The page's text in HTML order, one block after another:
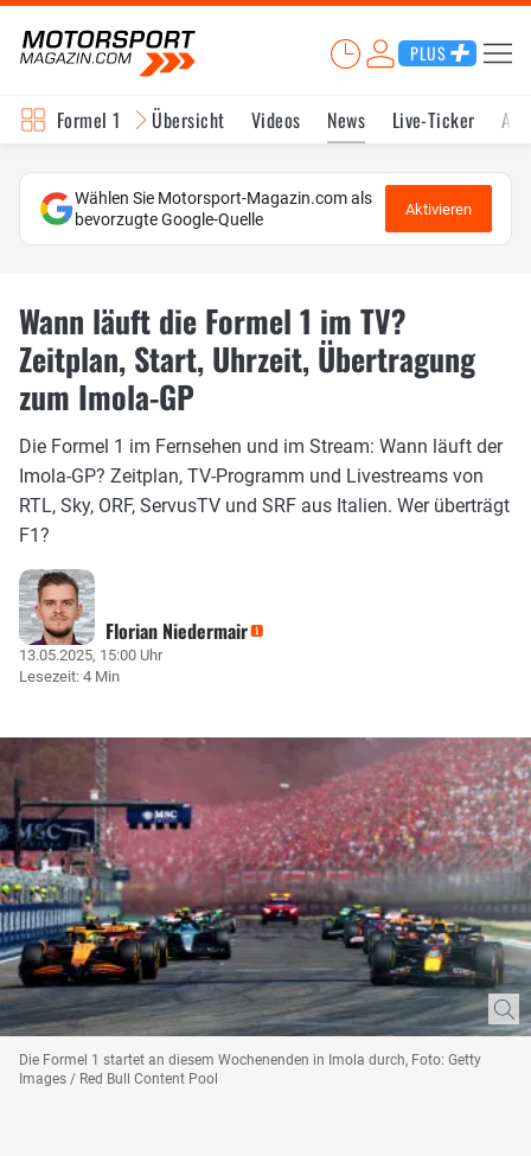
PLUS
Formel 1 Übersicht Videos News Live-Ticker
Wählen Sie Motorsport-Magazin.com als
bevorzugte Google-Quelle
Aktivieren
Wann läuft die Formel 1 im TV?
Zeitplan, Start, Uhrzeit, Übertragung
zum Imola-GP
Die Formel 1 im Fernsehen und im Stream: Wann läuft der
Imola-GP? Zeitplan, TV-Programm und Livestreams von
RTL, Sky, ORF, ServusTV und SRF aus Italien. Wer überträgt
F1?
Florian Niedermair
13.05.2025, 15:00 Uhr
Lesezeit: 4 Min
Die Formel 1 startet an diesem Wochenenden in Imola durch, Foto: Getty
Images / Red Bull Content Pool